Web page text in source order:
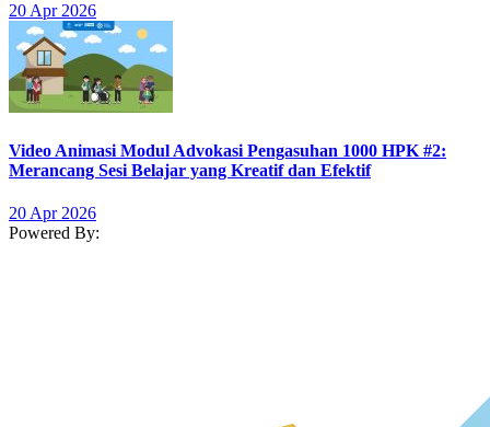
20 Apr 2026
Video Animasi Modul Advokasi Pengasuhan 1000 HPK #2:
Merancang Sesi Belajar yang Kreatif dan Efektif
20 Apr 2026
Powered By: